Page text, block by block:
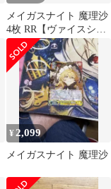
メイガスナイト 魔理沙
4枚 RR【ヴァイスシュ
バルツ】
¥ 2,099
メイガスナイト 魔理沙